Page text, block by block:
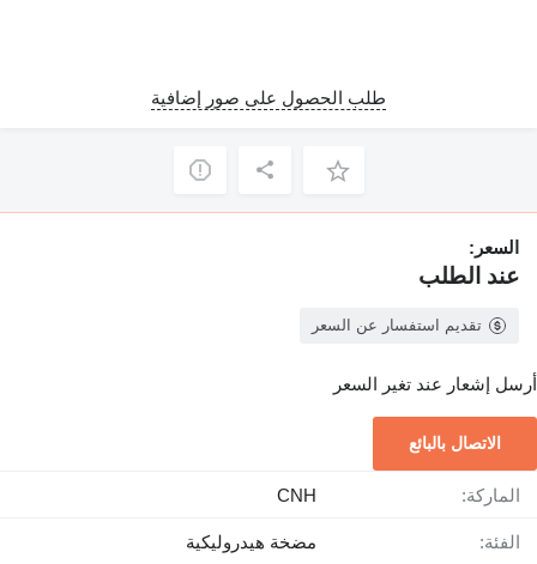
طلب الحصول على صور إضافية
السعر:
عند الطلب
تقديم استفسار عن السعر
أرسل إشعار عند تغير السعر
الاتصال بالبائع
الماركة: CNH
الفئة: مضخة هيدروليكية